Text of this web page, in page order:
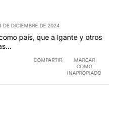
DE DICIEMBRE DE 2024
país, que a lgante y otros
COMPARTIR
MARCAR
COMO
INAPROPIADO